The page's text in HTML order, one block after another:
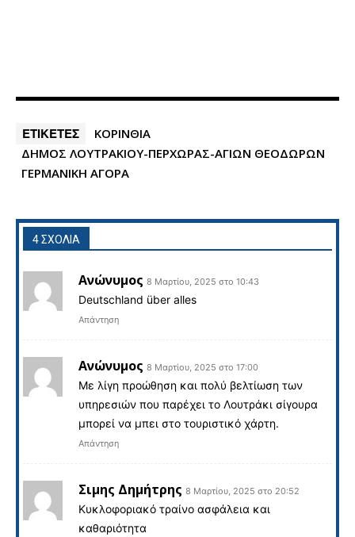
ΕΤΙΚΕΤΕΣ
ΚΟΡΙΝΘΙΑ
ΔΗΜΟΣ ΛΟΥΤΡΑΚΙΟΥ-ΠΕΡΧΩΡΑΣ-ΑΓΙΩΝ ΘΕΟΔΩΡΩΝ
ΓΕΡΜΑΝΙΚΗ ΑΓΟΡΑ
4 ΣΧΟΛΙΑ
Ανώνυμος 8 Μαρτίου, 2025 στο 10:43
Deutschland über alles
Απάντηση
Ανώνυμος 8 Μαρτίου, 2025 στο 17:00
Με λίγη προώθηση και πολύ βελτίωση των
υπηρεσιών που παρέχει το Λουτράκι σίγουρα
μπορεί να μπει στο τουριστικό χάρτη.
Απάντηση
Σιμης Δημήτρης 8 Μαρτίου, 2025 στο 20:52
Κυκλοφοριακό τραίνο ασφάλεια και
καθαριότητα